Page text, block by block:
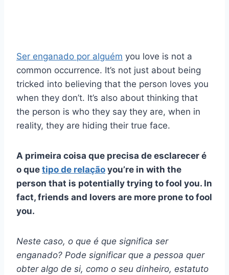
Ser enganado por alguém you love is not a
common occurrence. It’s not just about being
tricked into believing that the person loves you
when they don’t. It’s also about thinking that
the person is who they say they are, when in
reality, they are hiding their true face.
A primeira coisa que precisa de esclarecer é
o que tipo de relação you’re in with the
person that is potentially trying to fool you. In
fact, friends and lovers are more prone to fool
you.
Neste caso, o que é que significa ser
enganado? Pode significar que a pessoa quer
obter algo de si, como o seu dinheiro, estatuto